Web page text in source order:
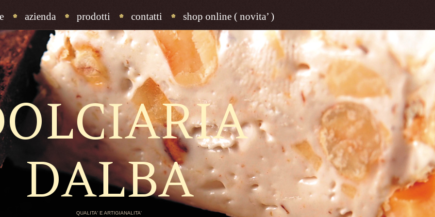
azienda prodotti contatti shop online ( novita’ )
DALBA
QUALITA' E ARTIGIANALITA'